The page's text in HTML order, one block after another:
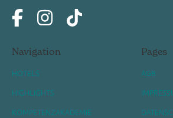
Navigation
HOTELS
HIGHLIGHTS
KOMPETENZAKADEMIE
Pages
AGB